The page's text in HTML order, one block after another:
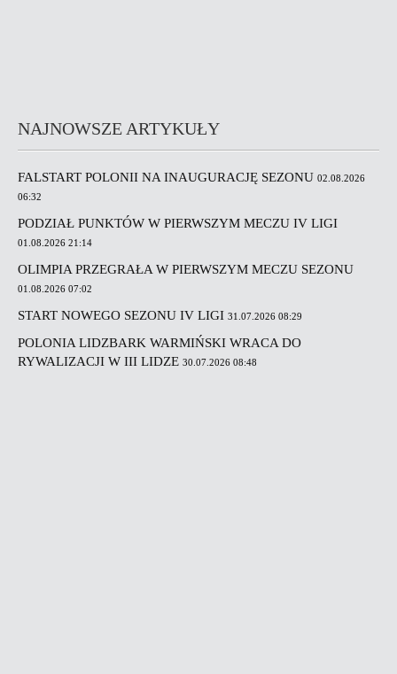
NAJNOWSZE ARTYKUŁY
FALSTART POLONII NA INAUGURACJĘ SEZONU 02.08.2026
06:32
PODZIAŁ PUNKTÓW W PIERWSZYM MECZU IV LIGI
01.08.2026 21:14
OLIMPIA PRZEGRAŁA W PIERWSZYM MECZU SEZONU
01.08.2026 07:02
START NOWEGO SEZONU IV LIGI 31.07.2026 08:29
POLONIA LIDZBARK WARMIŃSKI WRACA DO
RYWALIZACJI W III LIDZE 30.07.2026 08:48